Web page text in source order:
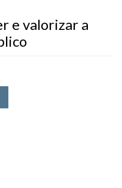
e valorizar a